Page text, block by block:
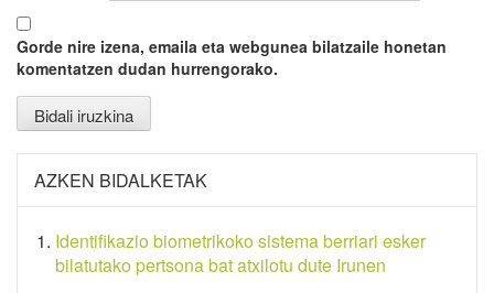
Gorde nire izena, emaila eta webgunea bilatzaile honetan
komentatzen dudan hurrengorako.
AZKEN BIDALKETAK
Identifikazio biometrikoko sistema berriari esker
bilatutako pertsona bat atxilotu dute Irunen